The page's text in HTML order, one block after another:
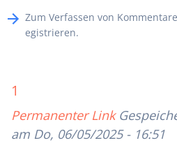
Zum Verfassen von
egistrieren.
1
Permanenter Link
am Do, 06/05/2025 - 16:51